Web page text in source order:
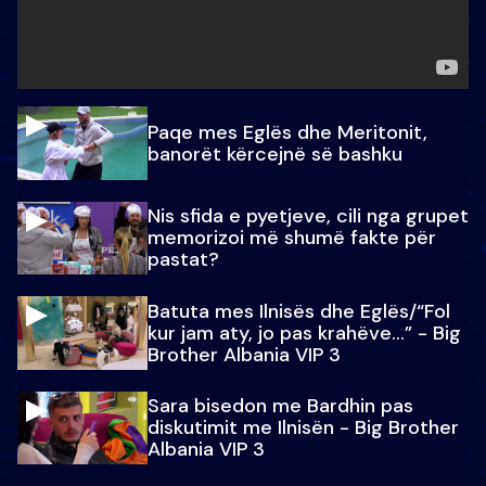
Paqe mes Eglës dhe Meritonit,
banorët kërcejnë së bashku
Nis sfida e pyetjeve, cili nga grupet
memorizoi më shumë fakte për
pastat?
Batuta mes Ilnisës dhe Eglës/“Fol
kur jam aty, jo pas krahëve…” - Big
Brother Albania VIP 3
Sara bisedon me Bardhin pas
diskutimit me Ilnisën - Big Brother
Albania VIP 3